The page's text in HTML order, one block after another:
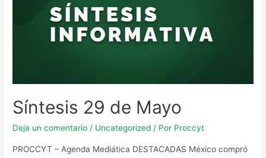
Síntesis 29 de Mayo
Deja un comentario / Uncategorized / Por Proccyt
PROCCYT – Agenda Mediática DESTACADAS México compró